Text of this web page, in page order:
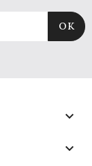

